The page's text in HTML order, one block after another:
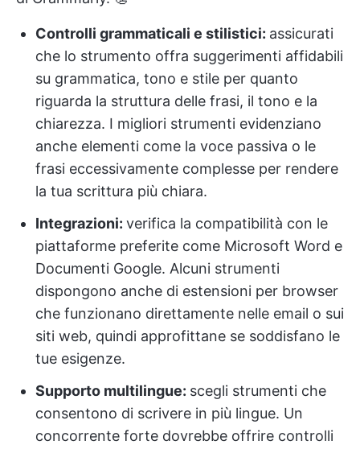
Controlli grammaticali e stilistici: assicurati
che lo strumento offra suggerimenti affidabili
su grammatica, tono e stile per quanto
riguarda la struttura delle frasi, il tono e la
chiarezza. I migliori strumenti evidenziano
anche elementi come la voce passiva o le
frasi eccessivamente complesse per rendere
la tua scrittura più chiara.
Integrazioni: verifica la compatibilità con le
piattaforme preferite come Microsoft Word e
Documenti Google. Alcuni strumenti
dispongono anche di estensioni per browser
che funzionano direttamente nelle email o sui
siti web, quindi approfittane se soddisfano le
tue esigenze.
Supporto multilingue: scegli strumenti che
consentono di scrivere in più lingue. Un
concorrente forte dovrebbe offrire controlli